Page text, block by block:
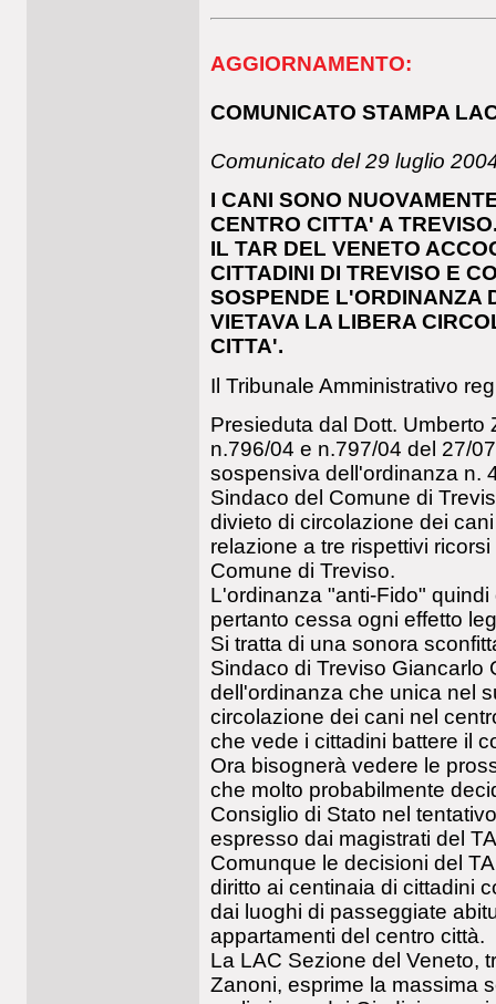
AGGIORNAMENTO:
COMUNICATO STAMPA
Comunicato del 29 luglio
I CANI SONO
CENTRO CITTA' A
IL TAR DEL VENETO
CITTADINI DI TREVISO E
SOSPENDE L'ORDINANZA
VIETAVA LA LIBERA
CITTA'.
Il Tribunale Amministrativo
Presieduta dal Dott.
n.796/04 e n.797/04 del 27/
sospensiva dell'ordinanza n.
Sindaco del Comune di
divieto di circolazione dei
relazione a tre rispettivi
Comune di Treviso.
L'ordinanza "anti-Fido"
pertanto cessa ogni effetto
Si tratta di una sonora
Sindaco di Treviso Giancarlo
dell'ordinanza che unica nel
circolazione dei cani nel
che vede i cittadini battere il
Ora bisognerà vedere le
che molto probabilmente
Consiglio di Stato nel
espresso dai magistrati del
Comunque le decisioni del
diritto ai centinaia di cittadini
dai luoghi di passeggiate
appartamenti del centro città.
La LAC Sezione del Veneto,
Zanoni, esprime la massima